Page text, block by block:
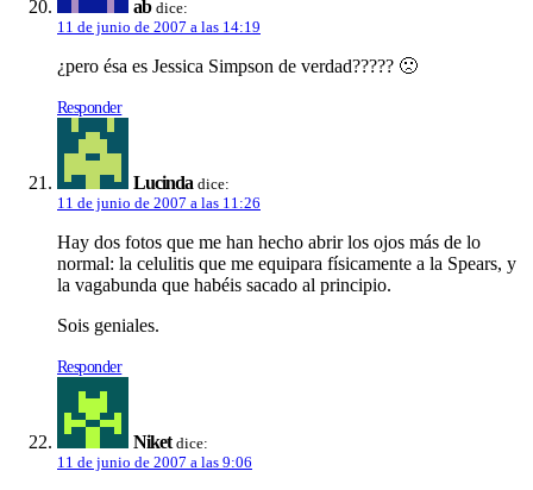
ab dice:
11 de junio de 2007 a las 14:19
¿pero ésa es Jessica Simpson de verdad????? 🙁
Responder
Lucinda dice:
11 de junio de 2007 a las 11:26
Hay dos fotos que me han hecho abrir los ojos más de lo
normal: la celulitis que me equipara fí­sicamente a la Spears, y
la vagabunda que habéis sacado al principio.
Sois geniales.
Responder
Niket dice:
11 de junio de 2007 a las 9:06